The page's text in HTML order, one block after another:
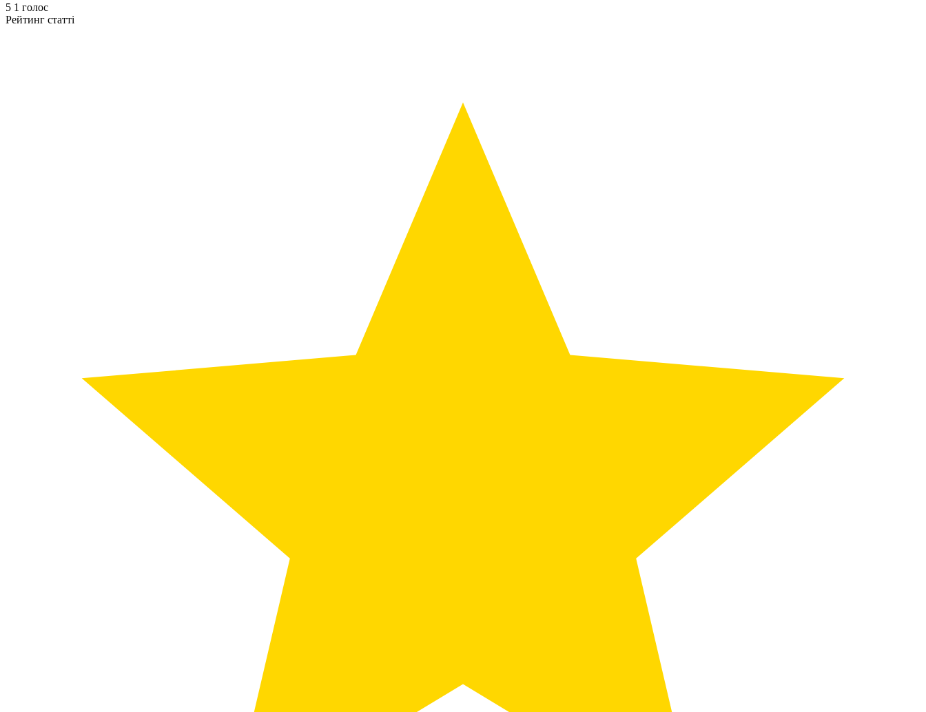
5 1 голос
Рейтинг статті